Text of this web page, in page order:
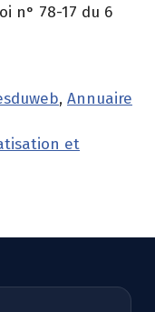
n° 78-17 du 6
, Annuaire
et